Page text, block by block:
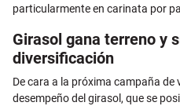
particularmente en carinata por
Girasol gana terreno y
diversificación
De cara a la próxima campaña de
desempeño del girasol, que se